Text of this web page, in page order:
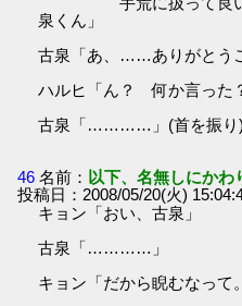
泉くん」
古泉「あ、……ありがとう
ハルヒ「ん？ 何か言った
古泉「…………」(首を振り)
46 名前： 以下、名無しにかわ
投稿日：2008/05/20(火)
キョン「おい、古泉」
古泉「…………」
キョン「だから睨むなって